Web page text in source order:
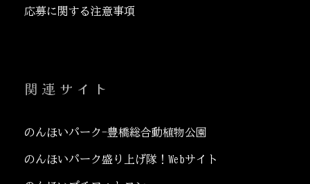
応募に関する注意事項
関連サイト
のんほいパーク-豊橋総合動植物公園
のんほいパーク盛り上げ隊！Webサイト